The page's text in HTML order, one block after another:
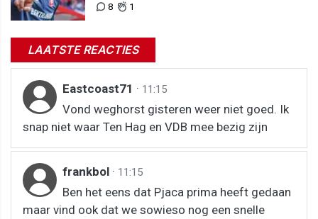
8 1
LAATSTE REACTIES
Eastcoast71 · 11:15
Vond weghorst gisteren weer niet goed. Ik
snap niet waar Ten Hag en VDB mee bezig zijn
frankbol · 11:15
Ben het eens dat Pjaca prima heeft gedaan
maar vind ook dat we sowieso nog een snelle